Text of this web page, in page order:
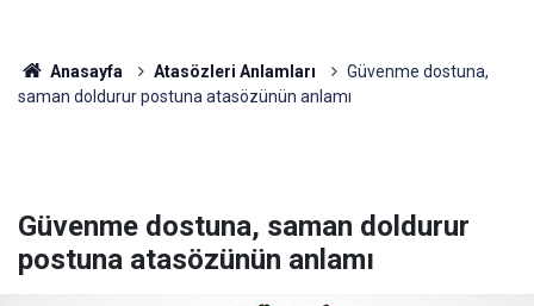
Anasayfa Atasözleri Anlamları
Güvenme dostuna,
saman doldurur postuna atasözünün anlamı
Güvenme dostuna, saman doldurur
postuna atasözünün anlamı